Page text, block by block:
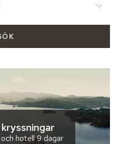
och hotell9 dagar